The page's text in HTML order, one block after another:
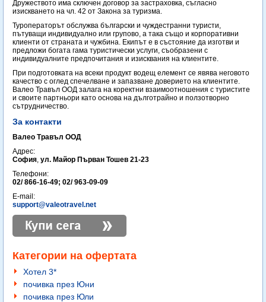
Дружеството има сключен договор за застраховка, съгласно
изискването на чл. 42 от Закона за туризма.
Туроператорът обслужва български и чуждестранни туристи,
пътуващи индивидуално или групово, а така също и корпоративни
клиенти от страната и чужбина. Екипът е в състояние да изготви и
предложи богата гама туристически услуги, съобразени с
индивидуалните предпочитания и изисквания на клиентите.
При подготовката на всеки продукт водещ елемент се явява неговото
качество с оглед спечелване и запазване доверието на клиентите.
Валео Травъл ООД залага на коректни взаимоотношения с туристите
и своите партньори като основа на дълготрайно и ползотворно
сътрудничество.
За контакти
Валео Травъл ООД
Адрес:
София, ул. Майор Първан Тошев 21-23
Телефони:
02/ 866-16-49; 02/ 963-09-09
E-mail:
support@valeotravel.net
Категории на офертата
Хотел 3*
почивка през Юни
почивка през Юли